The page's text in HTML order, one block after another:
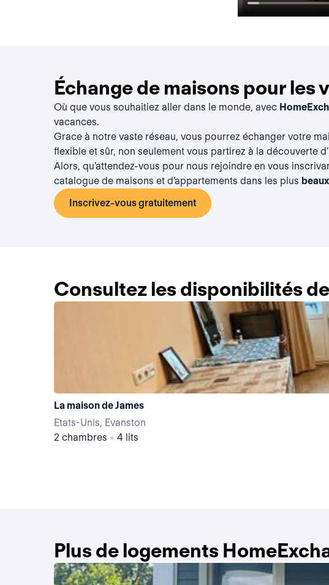
Échange de maisons pour les
Où que vous souhaitiez aller dans le monde, avec
vacances.
Grace à notre vaste réseau, vous pourrez échanger votre
flexible et sûr, non seulement vous partirez à la découverte
Alors, qu’attendez-vous pour nous rejoindre en vous
catalogue de maisons et d’appartements dans les plus
Inscrivez-vous gratuitement
Consultez les disponibilités
La maison de James
Etats-Unis, Evanston
2 chambres • 4 lits
Plus de logements